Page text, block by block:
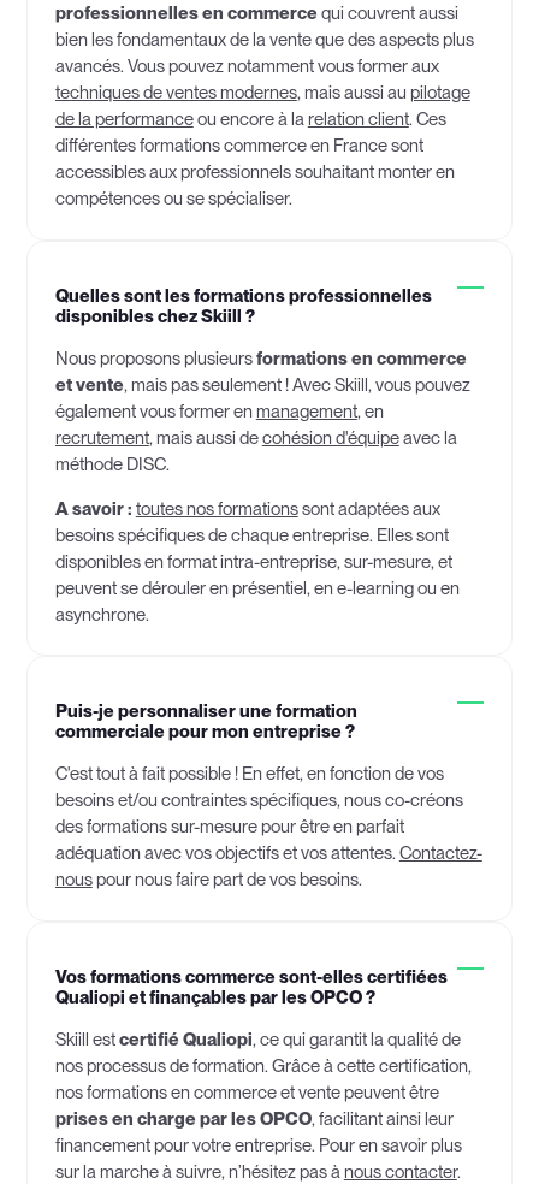
professionnelles en commerce qui couvrent aussi
bien les fondamentaux de la vente que des aspects plus
avancés. Vous pouvez notamment vous former aux
techniques de ventes modernes, mais aussi au pilotage
de la performanceou encore à larelation client. Ces
différentes formations commerce en France sont
accessibles aux professionnels souhaitant monter en
compétences ou se spécialiser.
Quelles sont les formations professionnelles
disponibles chez Skiill ?
Nous proposons plusieursformations en commerce
et vente, mais pas seulement ! Avec Skiill, vous pouvez
également vous former enmanagement, en
recrutement, mais aussi decohésion d'équipeavec la
méthode DISC.
A savoir : toutes nos formationssont adaptées aux
besoins spécifiques de chaque entreprise. Elles sont
disponibles en format intra-entreprise, sur-mesure, et
peuvent se dérouler en présentiel, en e-learning ou en
asynchrone.
Puis-je personnaliser une formation
commerciale pour mon entreprise ?
C'est tout à fait possible ! En effet, en fonction de vos
besoins et/ou contraintes spécifiques, nous co-créons
des formations sur-mesure pour être en parfait
adéquation avec vos objectifs et vos attentes. Contactez-
nouspour nous faire part de vos besoins.
Vos formations commerce sont-elles certifiées
Qualiopi et finançables par les OPCO ?
Skiill estcertifié Qualiopi, ce qui garantit la qualité de
nos processus de formation. Grâce à cette certification,
nos formations en commerce et vente peuvent être
prises en charge par les OPCO, facilitant ainsi leur
financement pour votre entreprise. Pour en savoir plus
sur la marche à suivre, n’hésitez pas ànous contacter.